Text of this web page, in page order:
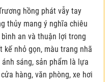
hồng phát vẫy tay
thủy mang ý nghĩa chiêu
an và thuận lợi trong
kế nhỏ gọn, màu trang nhã
sáng, sản phẩm là lựa
hàng, văn phòng, xe hơi